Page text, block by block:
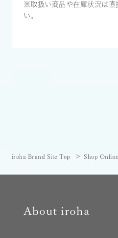
※取扱い商品や在庫状況は直
い。
iroha Brand Site Top Shop Online
About iroha